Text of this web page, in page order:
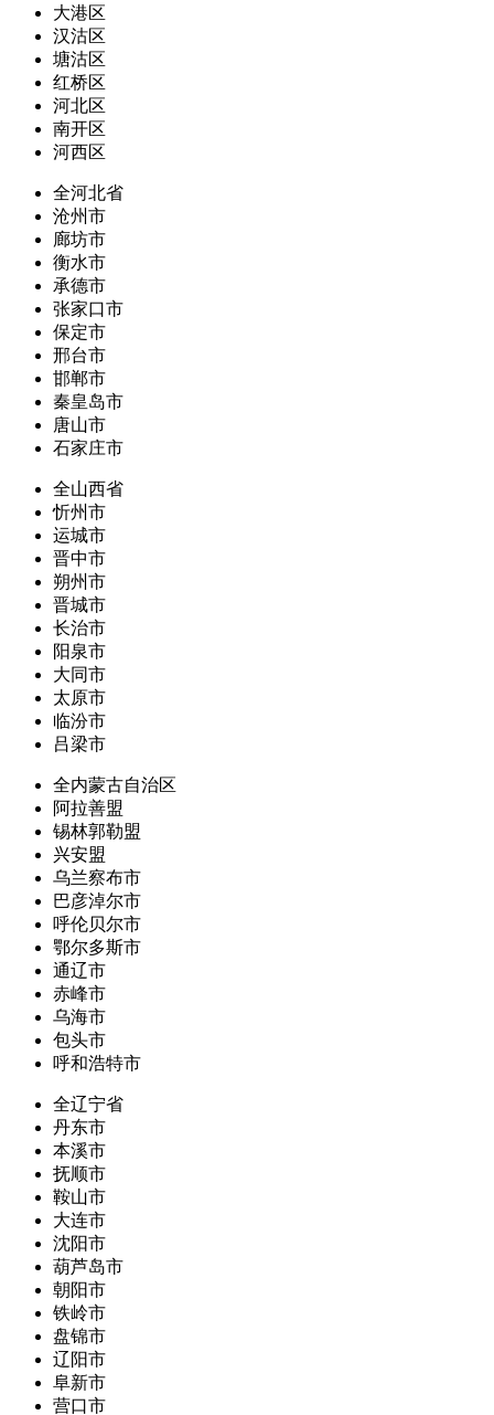
大港区
汉沽区
塘沽区
红桥区
河北区
南开区
河西区
全河北省
沧州市
廊坊市
衡水市
承德市
张家口市
保定市
邢台市
邯郸市
秦皇岛市
唐山市
石家庄市
全山西省
忻州市
运城市
晋中市
朔州市
晋城市
长治市
阳泉市
大同市
太原市
临汾市
吕梁市
全内蒙古自治区
阿拉善盟
锡林郭勒盟
兴安盟
乌兰察布市
巴彦淖尔市
呼伦贝尔市
鄂尔多斯市
通辽市
赤峰市
乌海市
包头市
呼和浩特市
全辽宁省
丹东市
本溪市
抚顺市
鞍山市
大连市
沈阳市
葫芦岛市
朝阳市
铁岭市
盘锦市
辽阳市
阜新市
营口市